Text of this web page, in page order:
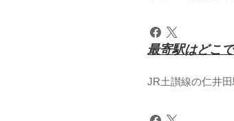
最寄駅はどこ
JR土讃線の仁井